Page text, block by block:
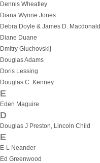
Dennis Wheatley
Diana Wynne Jones
Debra Doyle & James D. Macdonald
Diane Duane
Dmitry Gluchovskij
Douglas Adams
Doris Lessing
Douglas C. Kenney
E
Eden Maguire
D
Douglas J Preston, Lincoln Child
E
E-L Neander
Ed Greenwood